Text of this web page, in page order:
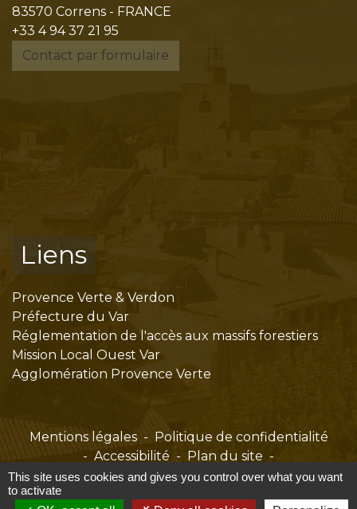
83570 Correns - FRANCE
+33 4 94 37 21 95
Contact par formulaire
Liens
Provence Verte & Verdon
Préfecture du Var
Réglementation de l'accès aux massifs forestiers
Mission Local Ouest Var
Agglomération Provence Verte
Mentions légales - Politique de confidentialité
- Accessibilité - Plan du site -
Gestion des cookies
This site uses cookies and gives you control over what you want
to activate